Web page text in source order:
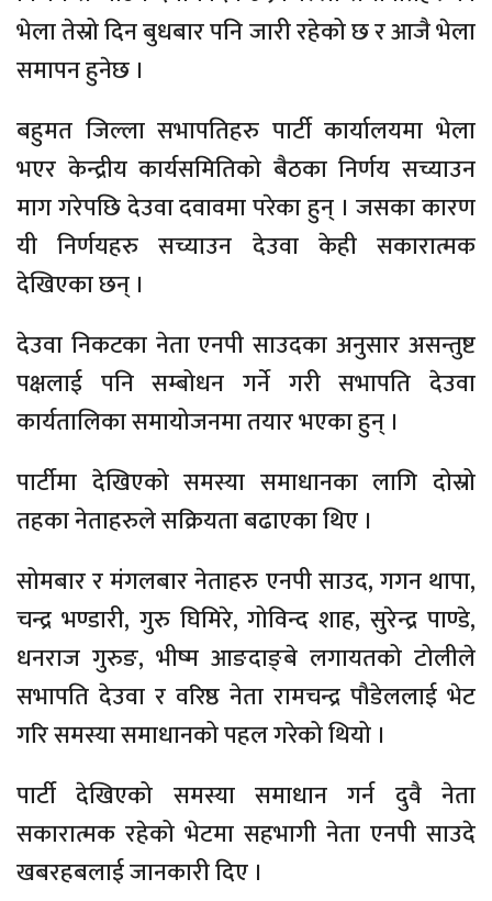
भेला तेस्रो दिन बुधबार पनि जारी रहेको छ र आजै भेला
समापन हुनेछ ।
बहुमत जिल्ला सभापतिहरु पार्टी कार्यालयमा भेला
भएर केन्द्रीय कार्यसमितिको बैठका निर्णय सच्याउन
माग गरेपछि देउवा दवावमा परेका हुन् । जसका कारण
यी निर्णयहरु सच्याउन देउवा केही सकारात्मक
देखिएका छन् ।
देउवा निकटका नेता एनपी साउदका अनुसार असन्तुष्ट
पक्षलाई पनि सम्बोधन गर्ने गरी सभापति देउवा
कार्यतालिका समायोजनमा तयार भएका हुन् ।
पार्टीमा देखिएको समस्या समाधानका लागि दोस्रो
तहका नेताहरुले सक्रियता बढाएका थिए ।
सोमबार र मंगलबार नेताहरु एनपी साउद, गगन थापा,
चन्द्र भण्डारी, गुरु घिमिरे, गोविन्द शाह, सुरेन्द्र पाण्डे,
धनराज गुरुङ, भीष्म आङदाङ्बे लगायतको टोलीले
सभापति देउवा र वरिष्ठ नेता रामचन्द्र पौडेललाई भेट
गरि समस्या समाधानको पहल गरेको थियो ।
पार्टी देखिएको समस्या समाधान गर्न दुवै नेता
सकारात्मक रहेको भेटमा सहभागी नेता एनपी साउदे
खबरहबलाई जानकारी दिए ।